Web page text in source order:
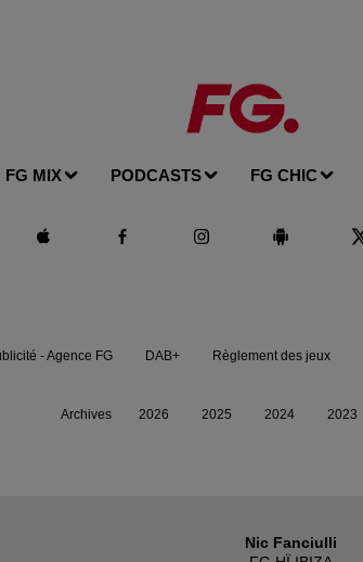
FG MIX PODCASTS FG CHIC
Nic Fanciulli
- Agence FG DAB+ Règlement des jeux
Archives 2026 2025 2024 2023